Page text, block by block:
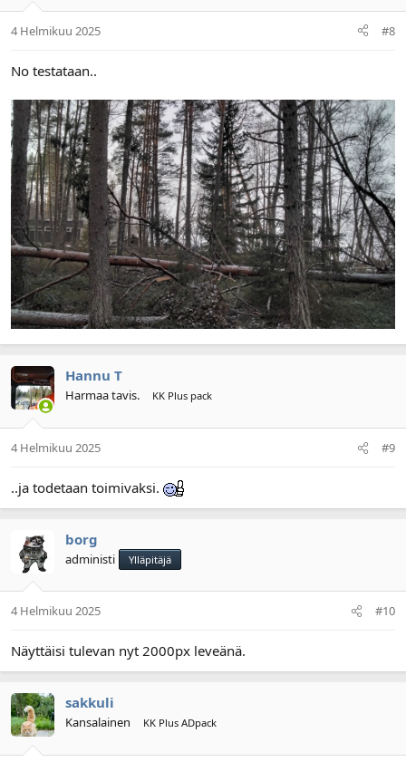
4 Helmikuu 2025 #8
No testataan..
Hannu T
Harmaa tavis. KK Plus pack
4 Helmikuu 2025 #9
..ja todetaan toimivaksi.
borg
administi Ylläpitäjä
4 Helmikuu 2025 #10
Näyttäisi tulevan nyt 2000px leveänä.
sakkuli
Kansalainen KK Plus ADpack